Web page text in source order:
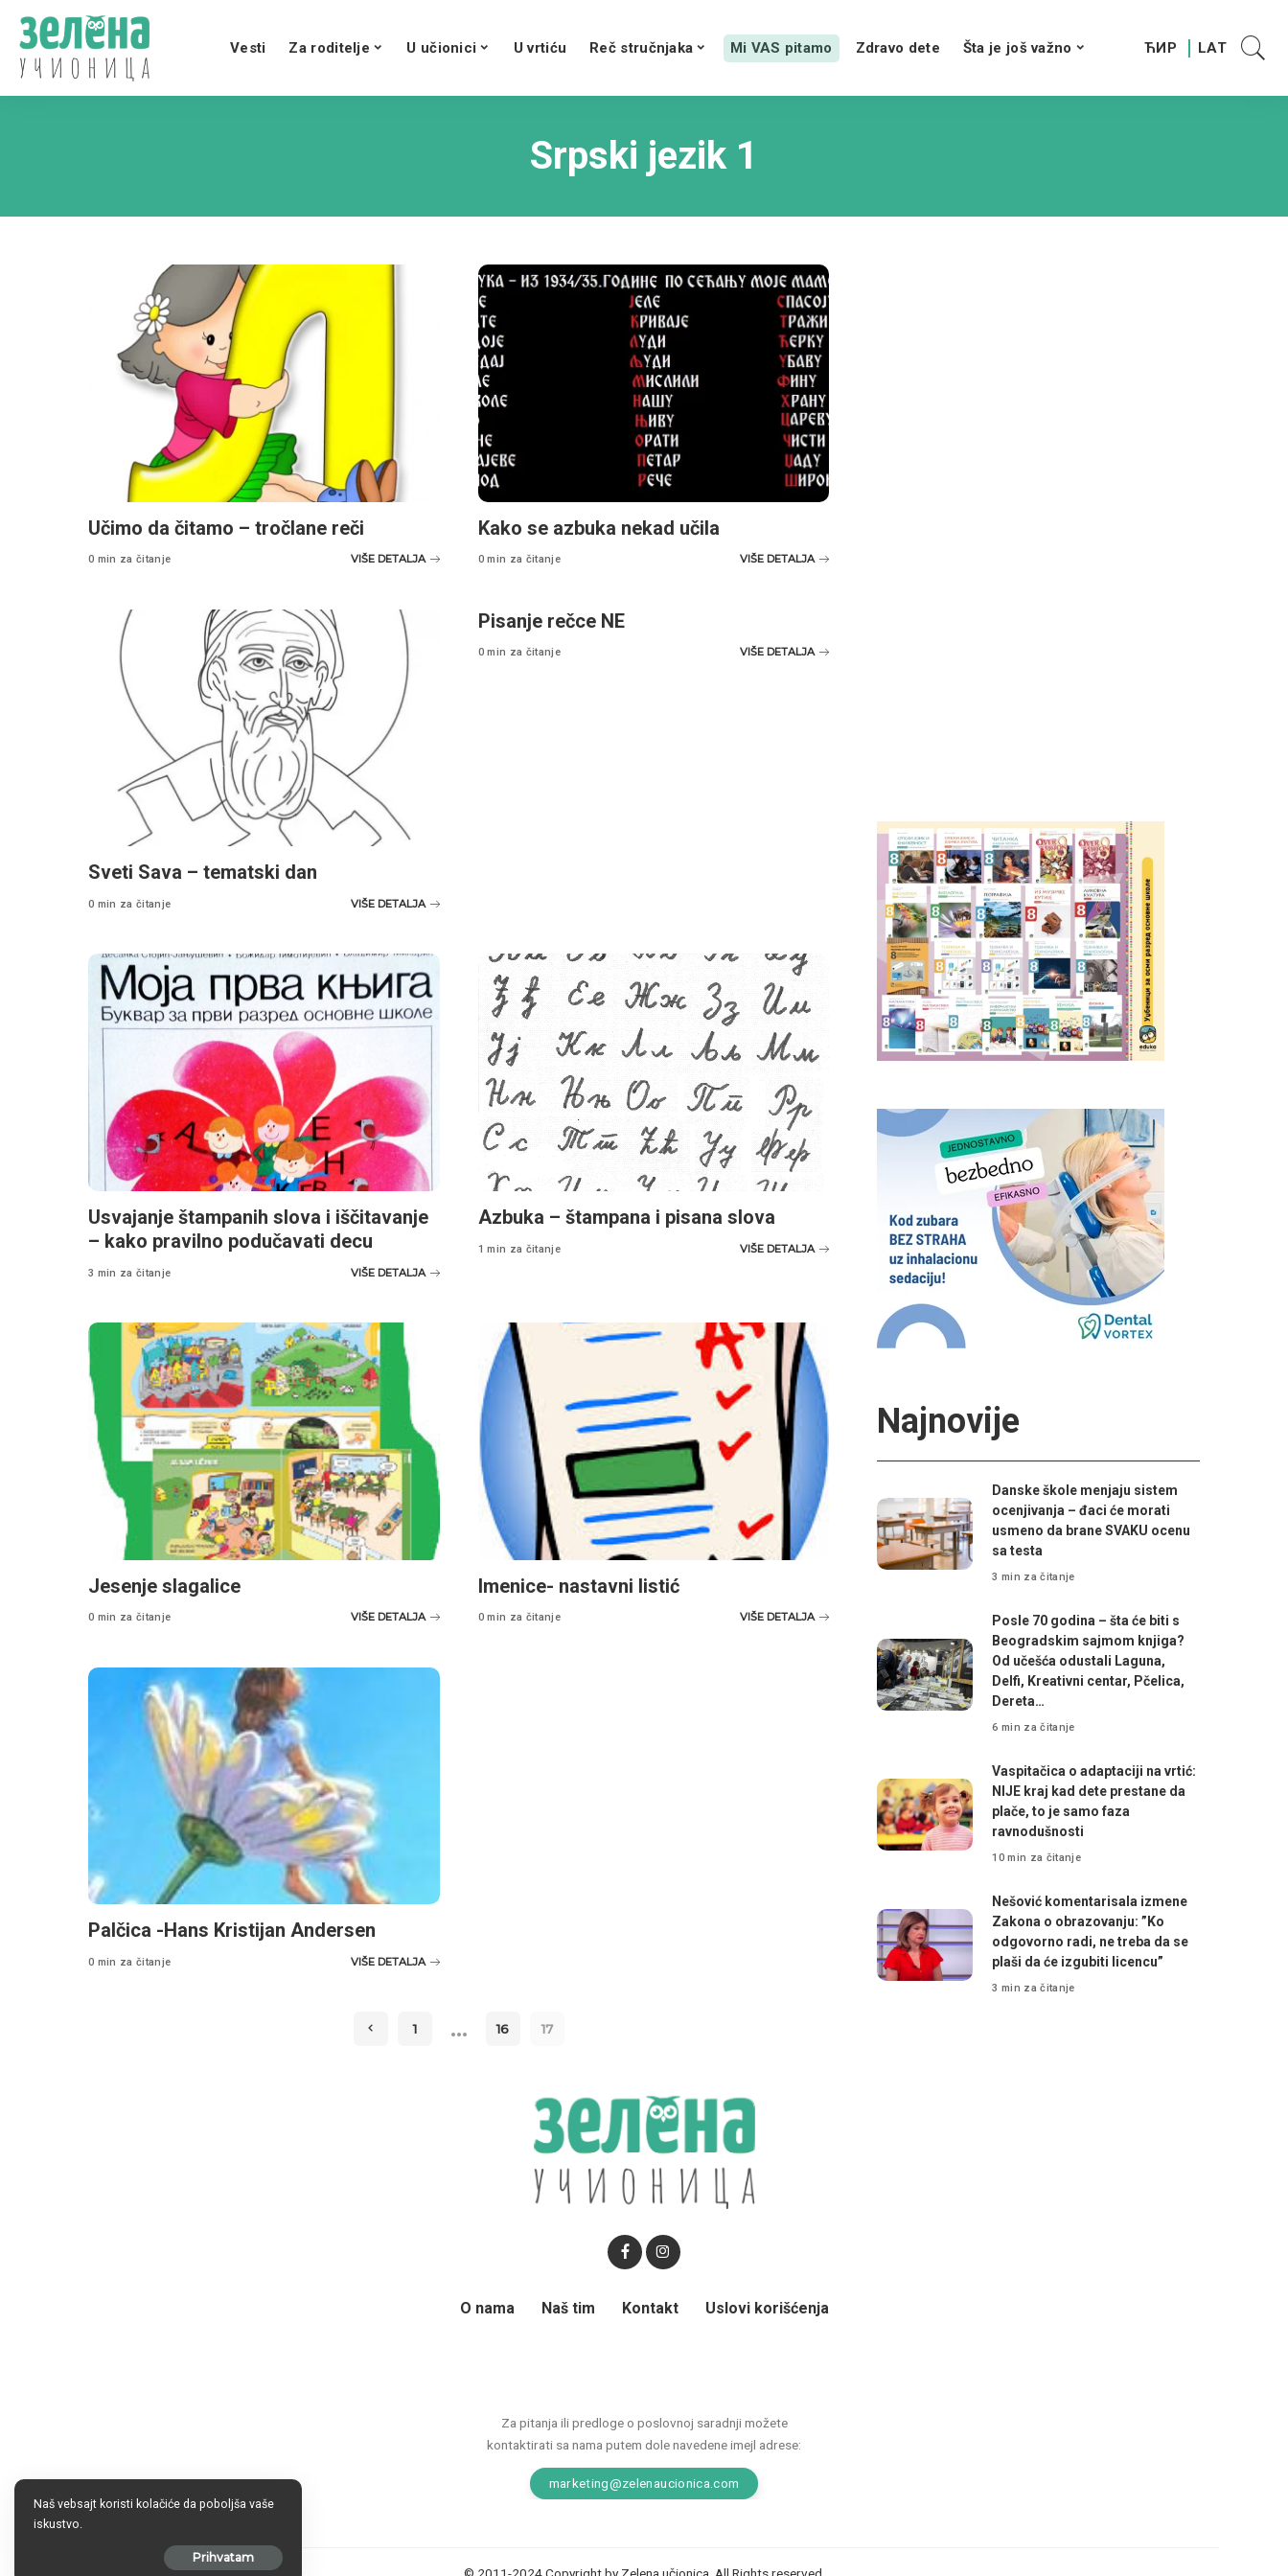
Vesti Za roditelje U učionici U vrtiću Reč stručnjaka Mi VAS pitamo Zdravo dete Šta je još važno
Srpski jezik 1
Učimo da čitamo – tročlane reči
0 min za čitanje VIŠE DETALJA
Kako se azbuka nekad učila
0 min za čitanje VIŠE DETALJA
Sveti Sava – tematski dan
0 min za čitanje VIŠE DETALJA
Pisanje rečce NE
0 min za čitanje VIŠE DETALJA
Usvajanje štampanih slova i iščitavanje
– kako pravilno podučavati decu
3 min za čitanje VIŠE DETALJA
Azbuka – štampana i pisana slova
1 min za čitanje VIŠE DETALJA
Jesenje slagalice
0 min za čitanje VIŠE DETALJA
Imenice- nastavni listić
0 min za čitanje VIŠE DETALJA
Palčica -Hans Kristijan Andersen
0 min za čitanje VIŠE DETALJA
1 … 16 17
Najnovije
Danske škole menjaju sistem
ocenjivanja – đaci će morati
usmeno da brane SVAKU ocenu
sa testa
3 min za čitanje
Posle 70 godina – šta će biti s
Beogradskim sajmom knjiga?
Od učešća odustali Laguna,
Delfi, Kreativni centar, Pčelica,
Dereta…
6 min za čitanje
Vaspitačica o adaptaciji na vrtić:
NIJE kraj kad dete prestane da
plače, to je samo faza
ravnodušnosti
10 min za čitanje
Nešović komentarisala izmene
Zakona o obrazovanju: ”Ko
odgovorno radi, ne treba da se
plaši da će izgubiti licencu”
3 min za čitanje
Za pitanja ili predloge o poslovnoj saradnji možete
kontaktirati sa nama putem dole navedene imejl adrese:
marketing@zelenaucionica.com
O nama Naš tim Kontakt Uslovi korišćenja
Naš vebsajt koristi kolačiće da poboljša vaše
iskustvo.
Prihvatam